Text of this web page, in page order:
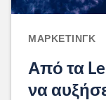
ΜΆΡΚΕΤΙΝΓΚ
Από τα
να